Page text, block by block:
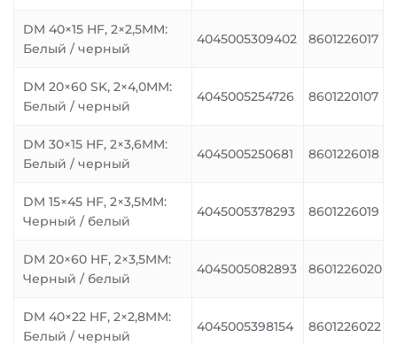
DM 40×15 HF, 2×2,5MM:
Белый / черный
4045005309402 8601226017
DM 20×60 SK, 2×4,0MM:
Белый / черный
4045005254726 8601220107
DM 30×15 HF, 2×3,6MM:
Белый / черный
4045005250681 8601226018
DM 15×45 HF, 2×3,5MM:
Черный / белый
4045005378293 8601226019
DM 20×60 HF, 2×3,5MM:
Черный / белый
4045005082893 8601226020
DM 40×22 HF, 2×2,8MM:
Белый / черный
4045005398154 8601226022